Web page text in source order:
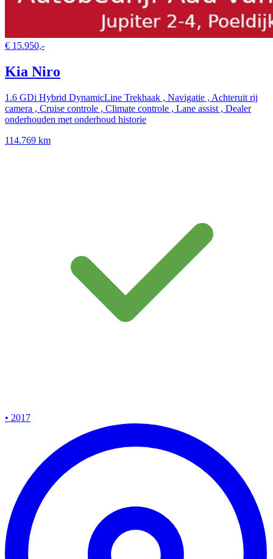
€ 15.950,-
Kia Niro
1.6 GDi Hybrid DynamicLine Trekhaak , Navigatie , Achteruit rij
camera , Cruise controle , Climate controle , Lane assist , Dealer
onderhouden met onderhoud historie
114.769 km
• 2017